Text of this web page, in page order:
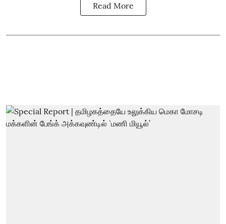
Read More